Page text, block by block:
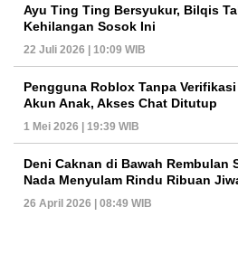
Ayu Ting Ting Bersyukur, Bilqis
Kehilangan Sosok Ini
22 Juli 2026 | 10:09 WIB
Pengguna Roblox Tanpa
Akun Anak, Akses Chat Ditutup
1 Mei 2026 | 19:39 WIB
Deni Caknan di Bawah Rembulan
Nada Menyulam Rindu Ribuan
26 April 2026 | 08:49 WIB